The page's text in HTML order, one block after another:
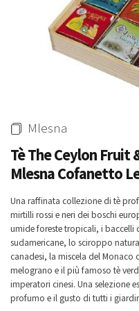
1,90 €
-3%
Reserva Excelusiva 12
Carupano 70 Cl
38,50 € 37,00 €
Mlesna
Tè The Ceylon
Mlesna Cofanetto
Una raffinata collezione di tè
mirtilli rossi e neri dei boschi
umide foreste tropicali, i baccelli
sudamericane, lo sciroppo
canadesi, la miscela del
melograno e il più famoso tè
imperatori cinesi. Una selezione
profumo e il gusto di tutti i
Whisky & Whiskey